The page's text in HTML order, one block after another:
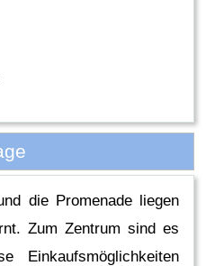
die Promenade liegen
Zum Zentrum sind es
Einkaufsmöglichkeiten